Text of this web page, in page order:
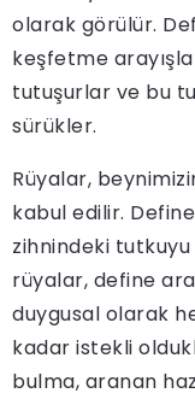
olarak görülür.
keşfetme
tutuşurlar ve bu
sürükler.
Rüyalar,
kabul edilir.
zihnindeki tutkuyu
rüyalar, define
duygusal olarak
kadar istekli
bulma, aranan